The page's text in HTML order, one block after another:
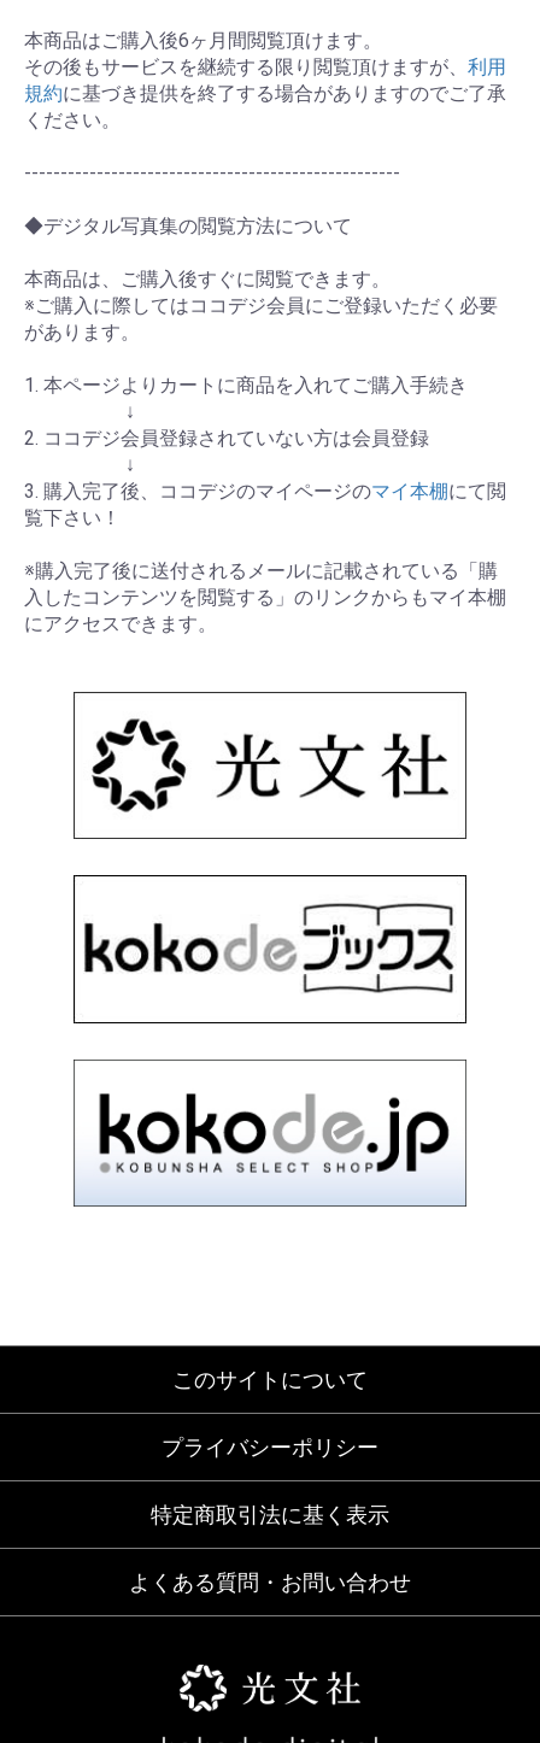
本商品はご購入後6ヶ月間閲覧頂けます。
その後もサービスを継続する限り閲覧頂けますが、 利用
規約に基づき提供を終了する場合がありますのでご了承
ください。
----------------------------------------------------
◆デジタル写真集の閲覧方法について
本商品は、ご購入後すぐに閲覧できます。
※ご購入に際してはココデジ会員にご登録いただく必要
があります。
1. 本ページよりカートに商品を入れてご購入手続き
↓
2. ココデジ会員登録されていない方は会員登録
↓
3. 購入完了後、ココデジのマイページのマイ本棚にて閲
覧下さい！
※購入完了後に送付されるメールに記載されている「購
入したコンテンツを閲覧する」のリンクからもマイ本棚
にアクセスできます。
このサイトについて
プライバシーポリシー
特定商取引法に基く表示
よくある質問・お問い合わせ